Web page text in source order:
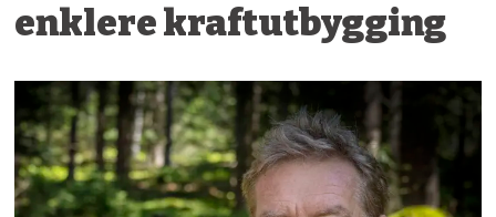
enklere kraftutbygging